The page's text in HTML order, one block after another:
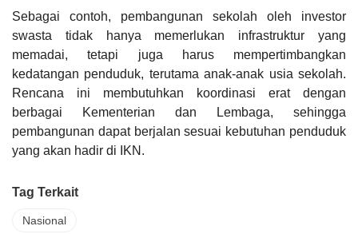
Sebagai contoh, pembangunan sekolah oleh investor
swasta tidak hanya memerlukan infrastruktur yang
memadai, tetapi juga harus mempertimbangkan
kedatangan penduduk, terutama anak-anak usia sekolah.
Rencana ini membutuhkan koordinasi erat dengan
berbagai Kementerian dan Lembaga, sehingga
pembangunan dapat berjalan sesuai kebutuhan penduduk
yang akan hadir di IKN.
Tag Terkait
Nasional